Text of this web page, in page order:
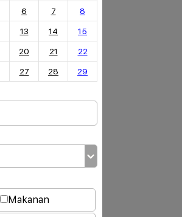
6 7 8
13 14 15
20 21 22
27 28 29
Makanan